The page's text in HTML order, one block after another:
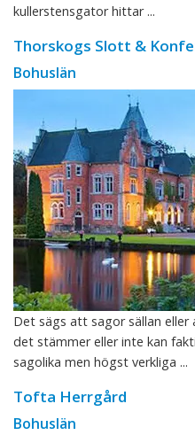
kullerstensgator hittar ...
Thorskogs Slott &
Bohuslän
Det sägs att sagor sällan eller
det stämmer eller inte kan
sagolika men högst verkliga ...
Tofta Herrgård
Bohuslän